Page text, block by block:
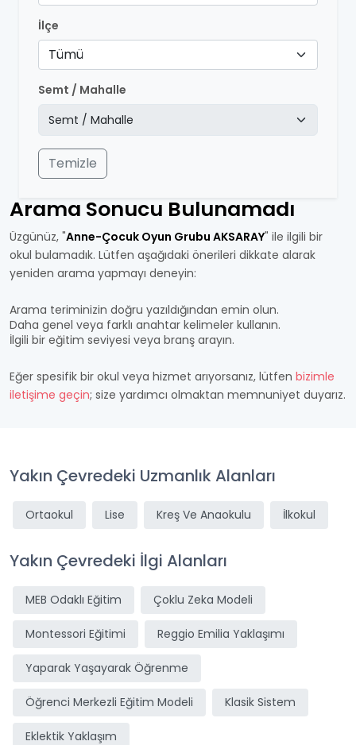
İlçe
Tümü
Semt / Mahalle
Temizle
Arama Sonucu Bulunamadı
Üzgünüz, "Anne-Çocuk Oyun Grubu AKSARAY" ile ilgili bir
okul bulamadık. Lütfen aşağıdaki önerileri dikkate alarak
yeniden arama yapmayı deneyin:
Arama teriminizin doğru yazıldığından emin olun.
Daha genel veya farklı anahtar kelimeler kullanın.
İlgili bir eğitim seviyesi veya branş arayın.
Eğer spesifik bir okul veya hizmet arıyorsanız, lütfen bizimle
iletişime geçin; size yardımcı olmaktan memnuniyet duyarız.
Yakın Çevredeki Uzmanlık Alanları
Ortaokul Lise Kreş Ve Anaokulu İlkokul
Yakın Çevredeki İlgi Alanları
MEB Odaklı Eğitim Çoklu Zeka Modeli
Montessori Eğitimi Reggio Emilia Yaklaşımı
Yaparak Yaşayarak Öğrenme
Öğrenci Merkezli Eğitim Modeli Klasik Sistem
Eklektik Yaklaşım